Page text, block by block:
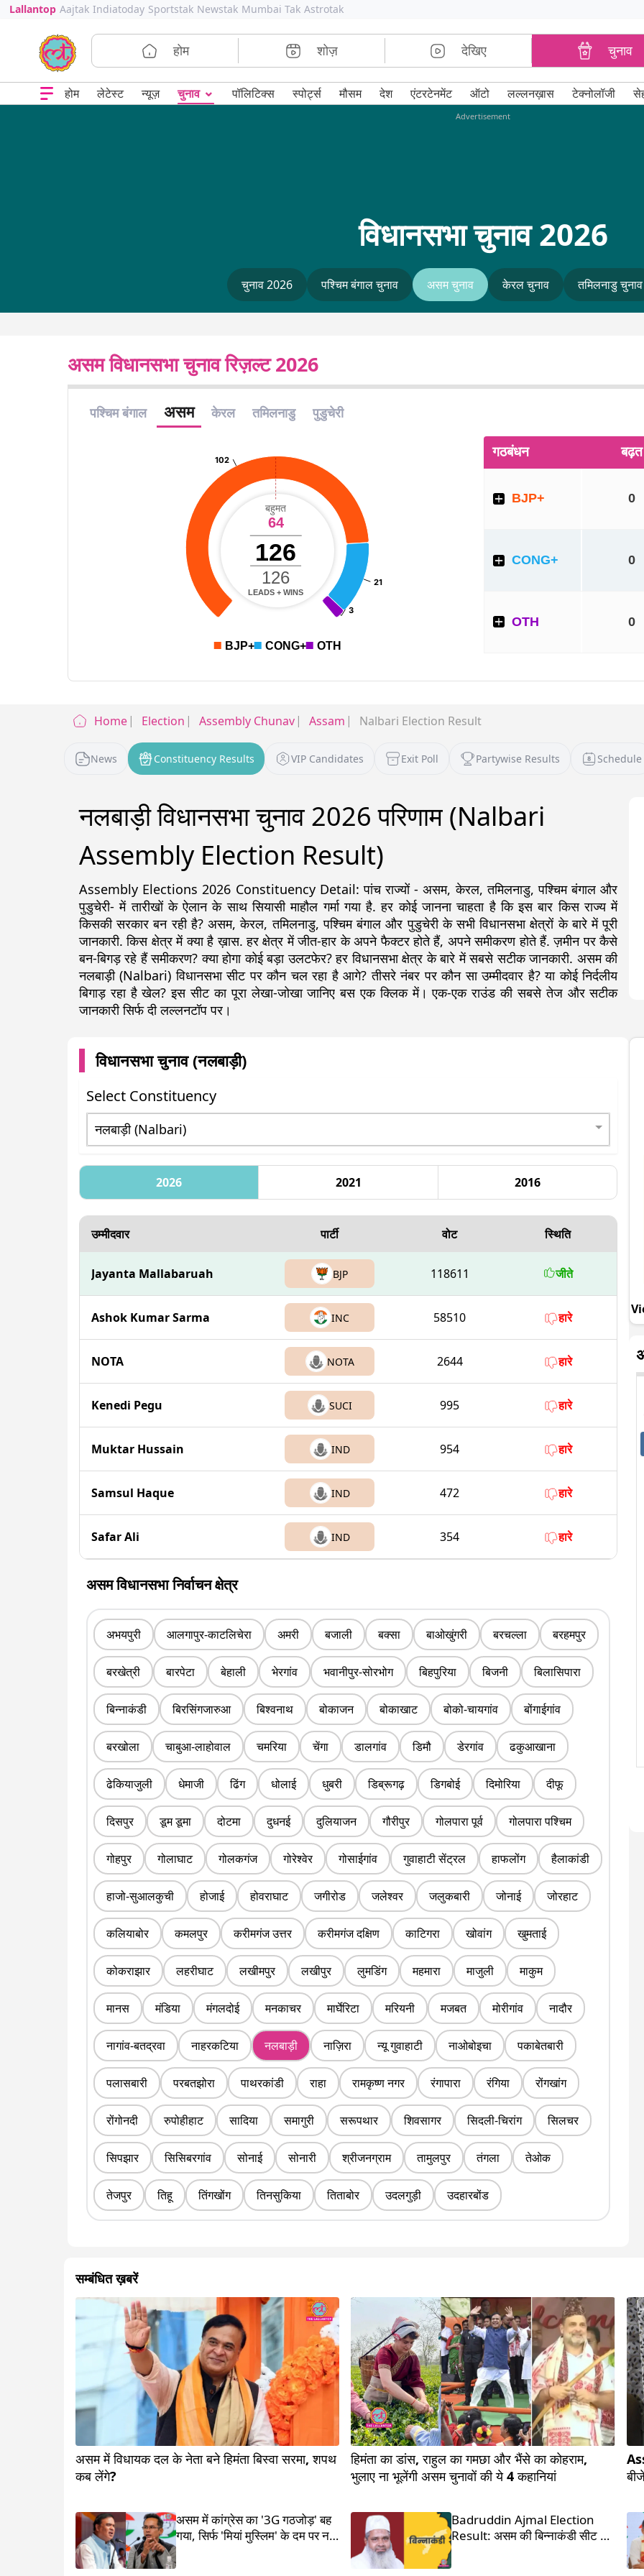
Lallantop Aajtak Indiatoday Sportstak Newstak Mumbai Tak Astrotak
होम शोज़ देखिए चुनाव
होम लेटेस्ट न्यूज़ चुनाव ⌄ पॉलिटिक्स स्पोर्ट्स मौसम देश एंटरटेनमेंट ऑटो लल्लनख़ास टेक्नोलॉजी
Advertisement
विधानसभा चुनाव 2026
चुनाव 2026 पश्चिम बंगाल चुनाव असम चुनाव केरल चुनाव तमिलनाडु चुनाव
असम विधानसभा चुनाव रिज़ल्ट 2026
Home Election Assembly Chunav Assam Nalbari Election Result
News Constituency Results VIP Candidates Exit Poll Partywise Results Schedule
नलबाड़ी विधानसभा चुनाव 2026 परिणाम (Nalbari
Assembly Election Result)
Assembly Elections 2026 Constituency Detail: पांच राज्यों - असम, केरल, तमिलनाडु, पश्चिम बंगाल और
पुडुचेरी- में तारीखों के ऐलान के साथ सियासी माहौल गर्मा गया है. हर कोई जानना चाहता है कि इस बार किस राज्य में
किसकी सरकार बन रही है? असम, केरल, तमिलनाडु, पश्चिम बंगाल और पुडुचेरी के सभी विधानसभा क्षेत्रों के बारे में पूरी
जानकारी. किस क्षेत्र में क्या है ख़ास. हर क्षेत्र में जीत-हार के अपने फैक्टर होते हैं, अपने समीकरण होते हैं. ज़मीन पर कैसे
बन-बिगड़ रहे हैं समीकरण? क्या होगा कोई बड़ा उलटफेर? हर विधानसभा क्षेत्र के बारे में सबसे सटीक जानकारी. असम की
नलबाड़ी (Nalbari) विधानसभा सीट पर कौन चल रहा है आगे? तीसरे नंबर पर कौन सा उम्मीदवार है? या कोई निर्दलीय
बिगाड़ रहा है खेल? इस सीट का पूरा लेखा-जोखा जानिए बस एक क्लिक में। एक-एक राउंड की सबसे तेज और सटीक
जानकारी सिर्फ दी लल्लनटॉप पर।
विधानसभा चुनाव (नलबाड़ी)
Select Constituency
2026 2021 2016
उम्मीदवार पार्टी वोट स्थिति
Jayanta Mallabaruah BJP 118611 जीते
Ashok Kumar Sarma INC 58510 हारे
NOTA NOTA 2644 हारे
Kenedi Pegu SUCI 995 हारे
Muktar Hussain IND 954 हारे
Samsul Haque IND 472 हारे
Safar Ali IND 354 हारे
असम विधानसभा निर्वाचन क्षेत्र
अभयपुरी आलगापुर-काटलिचेरा अमरी बजाली बक्सा बाओखुंगरी बरचल्ला बरहमपुर
बरखेत्री बारपेटा बेहाली भेरगांव भवानीपुर-सोरभोग बिहपुरिया बिजनी बिलासिपारा
बिन्नाकंडी बिरसिंगजारुआ बिश्वनाथ बोकाजन बोकाखाट बोको-चायगांव बोंगाईगांव
बरखोला चाबुआ-लाहोवाल चमरिया चेंगा डालगांव डिमौ डेरगांव ढकुआखाना
ढेकियाजुली धेमाजी ढिंग धोलाई धुबरी डिब्रूगढ़ डिगबोई दिमोरिया दीफू
दिसपुर डूम डूमा दोटमा दुधनई दुलियाजन गौरीपुर गोलपारा पूर्व गोलपारा पश्चिम
गोहपुर गोलाघाट गोलकगंज गोरेश्वेर गोसाईगांव गुवाहाटी सेंट्रल हाफलोंग हैलाकांडी
हाजो-सुआलकुची होजाई होवराघाट जगीरोड जलेश्वर जलुकबारी जोनाई जोरहाट
कलियाबोर कमलपुर करीमगंज उत्तर करीमगंज दक्षिण काटिगरा खोवांग खुमताई
कोकराझार लहरीघाट लखीमपुर लखीपुर लुमडिंग महमारा माजुली माकुम
मानस मंडिया मंगलदोई मनकाचर मार्घेरिटा मरियनी मजबत मोरीगांव नादौर
नागांव-बतद्रवा नाहरकटिया नलबाड़ी नाज़िरा न्यू गुवाहाटी नाओबोइचा पकाबेतबारी
पलासबारी परबतझोरा पाथरकांडी राहा रामकृष्ण नगर रंगापारा रंगिया रोंगखांग
रोंगोनदी रुपोहीहाट सादिया समागुरी सरूपथार शिवसागर सिदली-चिरांग सिलचर
सिपझार सिसिबरगांव सोनाई सोनारी श्रीजनग्राम तामुलपुर तंगला तेओक
तेजपुर तिहू तिंगखोंग तिनसुकिया तिताबोर उदलगुड़ी उदहारबोंड
सम्बंधित ख़बरें
असम में विधायक दल के नेता बने हिमंता बिस्वा सरमा, शपथ
कब लेंगे?
हिमंता का डांस, राहुल का गमछा और भैंसे का कोहराम,
भुलाए ना भूलेंगी असम चुनावों की ये 4 कहानियां
असम में कांग्रेस का '3G गठजोड़' बह
गया, सिर्फ 'मियां मुस्लिम' के दम पर नहीं
Badruddin Ajmal Election
Result: असम की बिन्नाकंडी सीट से